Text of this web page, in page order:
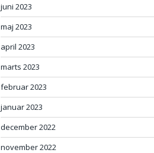
juni 2023
maj 2023
april 2023
marts 2023
februar 2023
januar 2023
december 2022
november 2022